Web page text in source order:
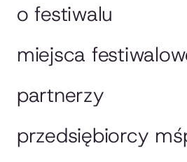
o festiwalu
miejsca
partnerzy
przedsiębiorcy